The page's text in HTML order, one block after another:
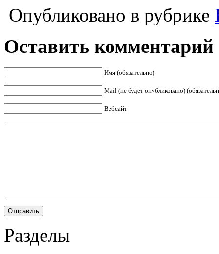
Опубликовано в рубрике
Оставить комментарий
Имя (обязательно)
Mail (не будет опубликовано)
Вебсайт
Разделы